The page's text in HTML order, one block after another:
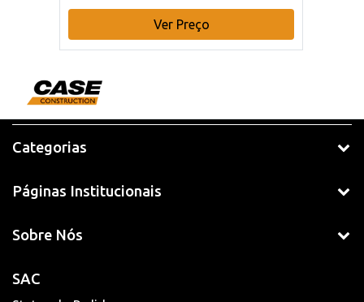
Ver Preço
Categorias
Páginas Institucionais
Sobre Nós
SAC